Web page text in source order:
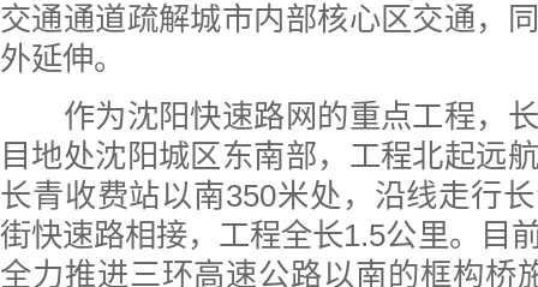
交通通道疏解城市内部核心区交通，
外延伸。
作为沈阳快速路网的重点工程，长
目地处沈阳城区东南部，工程北起远
长青收费站以南350米处，沿线走行
街快速路相接，工程全长1.5公里。目
全力推进三环高速公路以南的框构桥